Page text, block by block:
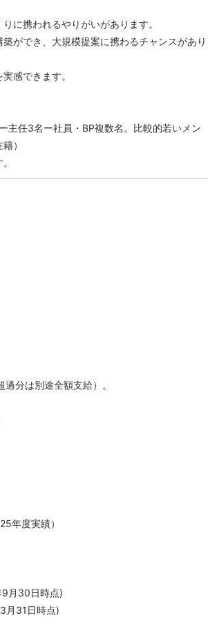
に携われるやりがいがあります。
ができ、大規模提案に携わるチャンスがあり
感できます。
主任3名ー社員・BP複数名。比較的若いメン
）
分は別途全額支給）。
年度実績）
月30日時点)
月31日時点)